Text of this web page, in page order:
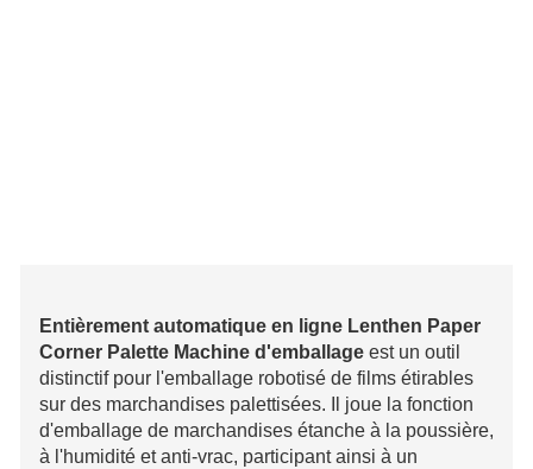
Entièrement automatique en ligne Lenthen Paper
Corner Palette Machine d'emballage est un outil
distinctif pour l'emballage robotisé de films étirables
sur des marchandises palettisées. Il joue la fonction
d'emballage de marchandises étanche à la poussière,
à l'humidité et anti-vrac, participant ainsi à un